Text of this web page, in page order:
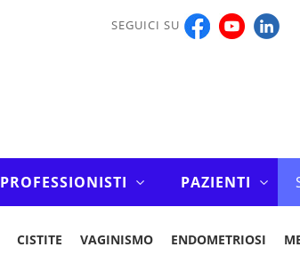
SEGUICI SU
PROFESSIONISTI PAZIENTI
CISTITE VAGINISMO ENDOMETRIOSI